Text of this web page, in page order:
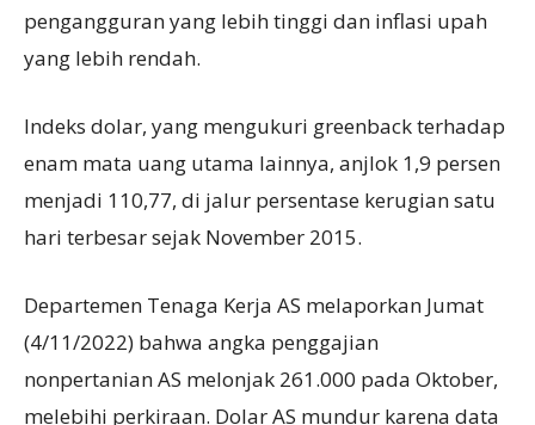
pengangguran yang lebih tinggi dan inflasi upah
yang lebih rendah.
Indeks dolar, yang mengukuri greenback terhadap
enam mata uang utama lainnya, anjlok 1,9 persen
menjadi 110,77, di jalur persentase kerugian satu
hari terbesar sejak November 2015.
Departemen Tenaga Kerja AS melaporkan Jumat
(4/11/2022) bahwa angka penggajian
nonpertanian AS melonjak 261.000 pada Oktober,
melebihi perkiraan. Dolar AS mundur karena data